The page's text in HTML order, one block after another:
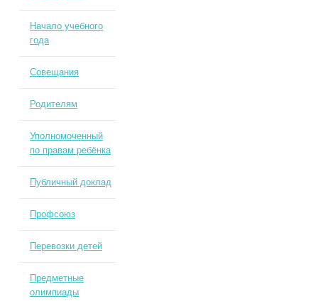
Начало учебного
года
Совещания
Родителям
Уполномоченный
по правам ребёнка
Публичный доклад
Профсоюз
Перевозки детей
Предметные
олимпиады